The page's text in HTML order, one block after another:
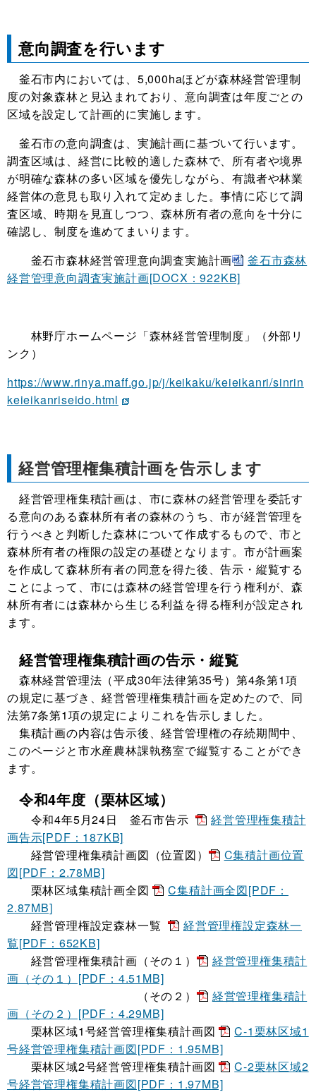
意向調査を行います
釜石市内においては、5,000haほどが森林経営管理制
度の対象森林と見込まれており、意向調査は年度ごとの
区域を設定して計画的に実施します。
釜石市の意向調査は、実施計画に基づいて行います。
調査区域は、経営に比較的適した森林で、所有者や境界
が明確な森林の多い区域を優先しながら、有識者や林業
経営体の意見も取り入れて定めました。事情に応じて調
査区域、時期を見直しつつ、森林所有者の意向を十分に
確認し、制度を進めてまいります。
釜石市森林経営管理意向調査実施計画
釜石市森林
経営管理意向調査実施計画[DOCX：922KB]
林野庁ホームページ「森林経営管理制度」（外部リ
ンク）
https://www.rinya.maff.go.jp/j/keikaku/keieikanri/sinrin
keieikanriseido.html
経営管理権集積計画を告示します
経営管理権集積計画は、市に森林の経営管理を委託す
る意向のある森林所有者の森林のうち、市が経営管理を
行うべきと判断した森林について作成するもので、市と
森林所有者の権限の設定の基礎となります。市が計画案
を作成して森林所有者の同意を得た後、告示・縦覧する
ことによって、市には森林の経営管理を行う権利が、森
林所有者には森林から生じる利益を得る権利が設定され
ます。
経営管理権集積計画の告示・縦覧
森林経営管理法（平成30年法律第35号）第4条第1項
の規定に基づき、経営管理権集積計画を定めたので、同
法第7条第1項の規定によりこれを告示しました。
集積計画の内容は告示後、経営管理権の存続期間中、
このページと市水産農林課執務室で縦覧することができ
ます。
令和4年度（栗林区域）
令和4年5月24日 釜石市告示
経営管理権集積計
画告示[PDF：187KB]
経営管理権集積計画図（位置図）
C集積計画位置
図[PDF：2.78MB]
栗林区域集積計画全図
C集積計画全図[PDF：
2.87MB]
経営管理権設定森林一覧
経営管理権設定森林一
覧[PDF：652KB]
経営管理権集積計画（その１）
経営管理権集積計
画（その１）[PDF：4.51MB]
（その２）
経営管理権集積計
画（その２）[PDF：4.29MB]
栗林区域1号経営管理権集積計画図
C-1栗林区域1
号経営管理権集積計画図[PDF：1.95MB]
栗林区域2号経営管理権集積計画図
C-2栗林区域2
号経営管理権集積計画図[PDF：1.97MB]